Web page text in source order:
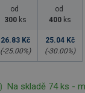
od
300 ks
26.83 Kč
(-25.00%)
od
400 ks
25.04 Kč
(-30.00%)
Na skladě 74 ks -